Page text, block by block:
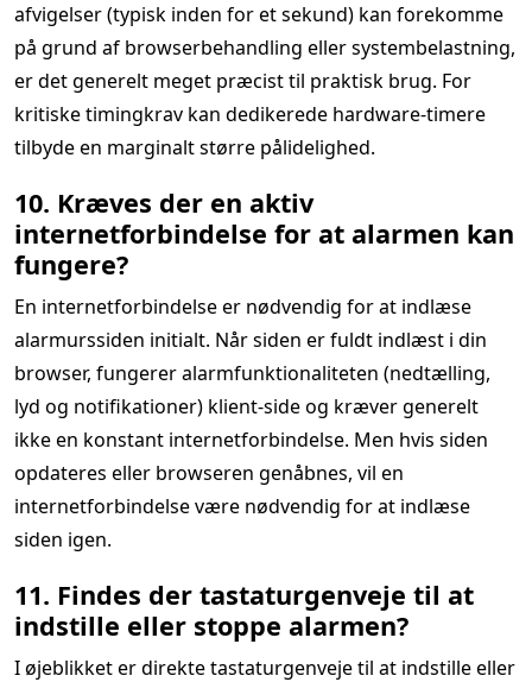
afvigelser (typisk inden for et sekund) kan forekomme
på grund af browserbehandling eller systembelastning,
er det generelt meget præcist til praktisk brug. For
kritiske timingkrav kan dedikerede hardware-timere
tilbyde en marginalt større pålidelighed.
10. Kræves der en aktiv
internetforbindelse for at alarmen kan
fungere?
En internetforbindelse er nødvendig for at indlæse
alarmurssiden initialt. Når siden er fuldt indlæst i din
browser, fungerer alarmfunktionaliteten (nedtælling,
lyd og notifikationer) klient-side og kræver generelt
ikke en konstant internetforbindelse. Men hvis siden
opdateres eller browseren genåbnes, vil en
internetforbindelse være nødvendig for at indlæse
siden igen.
11. Findes der tastaturgenveje til at
indstille eller stoppe alarmen?
I øjeblikket er direkte tastaturgenveje til at indstille eller